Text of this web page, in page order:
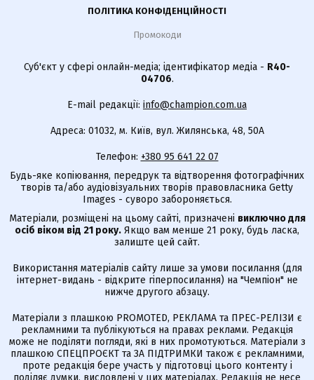
ПОЛІТИКА КОНФІДЕНЦІЙНОСТІ
Промокоди
Суб'єкт у сфері онлайн-медіа; ідентифікатор медіа - R40-
04706.
E-mail редакції: info@champion.com.ua
Адреса: 01032, м. Київ, вул. Жилянська, 48, 50А
Телефон: +380 95 641 22 07
Будь-яке копіювання, передрук та відтворення фотографічних
творів та/або аудіовізуальних творів правовласника Getty
Images - суворо забороняється.
Матеріали, розміщені на цьому сайті, призначені виключно для
осіб віком від 21 року. Якщо вам менше 21 року, будь ласка,
залиште цей сайт.
Використання матеріалів сайту лише за умови посилання (для
інтернет-видань - відкрите гіперпосилання) на "Чемпіон" не
нижче другого абзацу.
Матеріали з плашкою PROMOTED, РЕКЛАМА та ПРЕС-РЕЛІЗИ є
рекламними та публікуються на правах реклами. Редакція
може не поділяти погляди, які в них промотуються. Матеріали з
плашкою СПЕЦПРОЄКТ та ЗА ПІДТРИМКИ також є рекламними,
проте редакція бере участь у підготовці цього контенту і